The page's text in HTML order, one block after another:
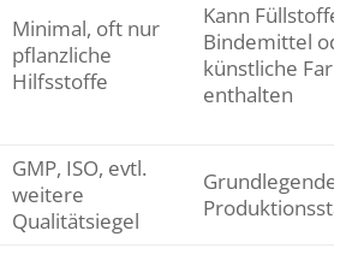
Minimal, oft nur
pflanzliche
Hilfsstoffe
Kann Füllstoffe,
Bindemittel
künstliche
enthalten
GMP, ISO, evtl.
weitere
Qualitätsiegel
Grundlegende